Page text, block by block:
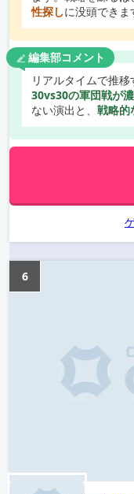
性探しに没頭できま
編集部コメント
リアルタイムで推移
30vs30の軍団戦が
ない演出と、 戦略的
6